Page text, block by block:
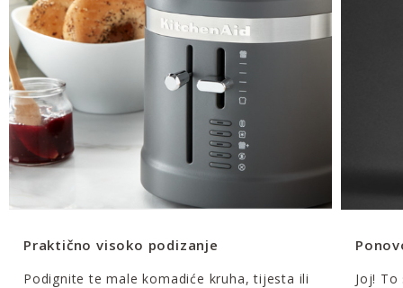
Praktično visoko podizanje
Podignite te male komadiće kruha, tijesta ili Joj!